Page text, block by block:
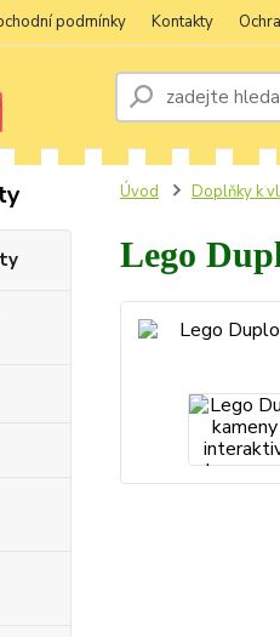
podmínky Kontakty
Úvod Doplňky k
Lego